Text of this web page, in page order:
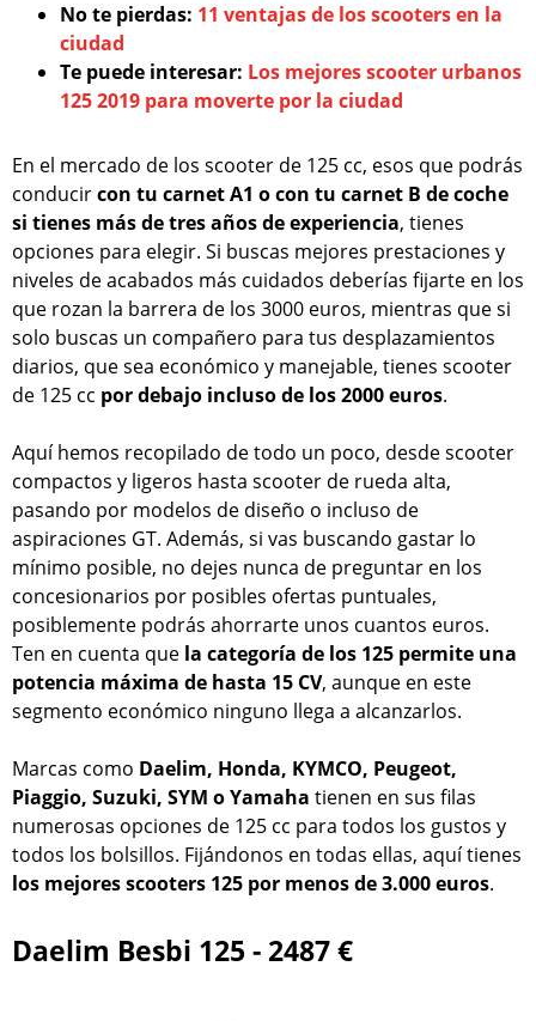
No te pierdas: 11 ventajas de los scooters en la
ciudad
Te puede interesar: Los mejores scooter urbanos
125 2019 para moverte por la ciudad
En el mercado de los scooter de 125 cc, esos que podrás
conducircon tu carnet A1 o con tu carnet B de coche
si tienes más de tres años de experiencia, tienes
opciones para elegir. Si buscas mejores prestaciones y
niveles de acabados más cuidados deberías fijarte en los
que rozan la barrera de los 3000 euros, mientras que si
solo buscas un compañero para tus desplazamientos
diarios, que sea económico y manejable, tienes scooter
de 125 cc por debajo incluso de los 2000 euros.
Aquí hemos recopilado de todo un poco, desde scooter
compactos y ligeros hasta scooter de rueda alta,
pasando por modelos de diseño o incluso de
aspiraciones GT. Además, si vas buscando gastar lo
mínimo posible, no dejes nunca de preguntar en los
concesionarios por posibles ofertas puntuales,
posiblemente podrás ahorrarte unos cuantos euros.
Ten en cuenta que la categoría de los 125 permite una
potencia máxima de hasta 15 CV, aunque en este
segmento económico ninguno llega a alcanzarlos.
Marcas como Daelim, Honda, KYMCO, Peugeot,
Piaggio, Suzuki, SYM o Yamaha tienen en sus filas
numerosas opciones de 125 cc para todos los gustos y
todos los bolsillos. Fijándonos en todas ellas, aquí tienes
los mejores scooters 125 por menos de 3.000 euros.
Daelim Besbi 125 - 2487 €